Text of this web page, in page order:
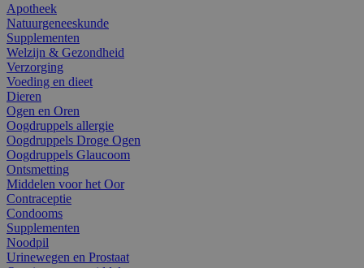
Apotheek
Natuurgeneeskunde
Supplementen
Welzijn & Gezondheid
Verzorging
Voeding en dieet
Dieren
Ogen en Oren
Oogdruppels allergie
Oogdruppels Droge Ogen
Oogdruppels Glaucoom
Ontsmetting
Middelen voor het Oor
Contraceptie
Condooms
Supplementen
Noodpil
Urinewegen en Prostaat